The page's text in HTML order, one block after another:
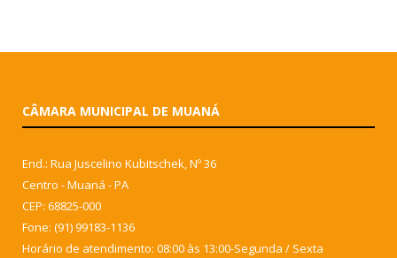
CÂMARA MUNICIPAL DE MUANÁ
End.: Rua Juscelino Kubitschek, Nº 36
Centro - Muaná - PA
CEP: 68825-000
Fone: (91) 99183-1136
Horário de atendimento: 08:00 às 13:00-Segunda / Sexta